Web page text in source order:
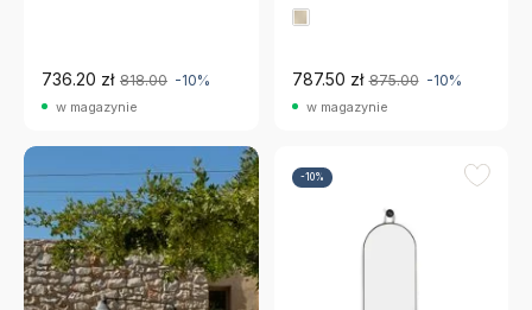
736.20 zł 818.00 -10%
w magazynie
787.50 zł 875.00 -10%
w magazynie
-10%